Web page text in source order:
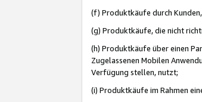
(f) Produktkäufe durch
(g) Produktkäufe, die nicht
(h) Produktkäufe über einen
Zugelassenen Mobilen
Verfügung stellen, nutzt;
(i) Produktkäufe im Rahmen